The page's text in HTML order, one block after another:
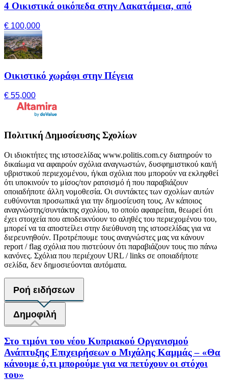
4 Οικιστικά οικόπεδα στην Λακατάμεια, από
€ 100,000
Οικιστικό χωράφι στην Πέγεια
€ 55,000
Πολιτική Δημοσίευσης Σχολίων
Οι ιδιοκτήτες της ιστοσελίδας www.politis.com.cy διατηρούν το
δικαίωμα να αφαιρούν σχόλια αναγνωστών, δυσφημιστικού και/ή
υβριστικού περιεχομένου, ή/και σχόλια που μπορούν να εκληφθεί
ότι υποκινούν το μίσος/τον ρατσισμό ή που παραβιάζουν
οποιαδήποτε άλλη νομοθεσία. Οι συντάκτες των σχολίων αυτών
ευθύνονται προσωπικά για την δημοσίευση τους. Αν κάποιος
αναγνώστης/συντάκτης σχολίου, το οποίο αφαιρείται, θεωρεί ότι
έχει στοιχεία που αποδεικνύουν το αληθές του περιεχομένου του,
μπορεί να τα αποστείλει στην διεύθυνση της ιστοσελίδας για να
διερευνηθούν. Προτρέπουμε τους αναγνώστες μας να κάνουν
report / flag σχόλια που πιστεύουν ότι παραβιάζουν τους πιο πάνω
κανόνες. Σχόλια που περιέχουν URL / links σε οποιαδήποτε
σελίδα, δεν δημοσιεύονται αυτόματα.
Ροή ειδήσεων
Δημοφιλή
Στο τιμόνι του νέου Κυπριακού Οργανισμού
Ανάπτυξης Επιχειρήσεων ο Μιχάλης Καμμάς – «Θα
κάνουμε ό,τι μπορούμε για να πετύχουν οι στόχοι
του»